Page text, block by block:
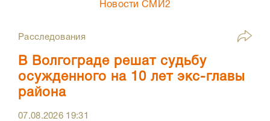
Новости СМИ2
Расследования
В Волгограде решат судьбу
осужденного на 10 лет экс-главы
района
07.08.2026 19:31